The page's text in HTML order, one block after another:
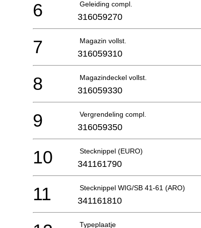
Geleiding compl.
6 316059270
Magazin vollst.
7 316059310
Magazindeckel vollst.
8 316059330
Vergrendeling compl.
9 316059350
Stecknippel (EURO)
10 341161790
Stecknippel WIG/SB 41-61 (ARO)
11 341161810
Typeplaatje